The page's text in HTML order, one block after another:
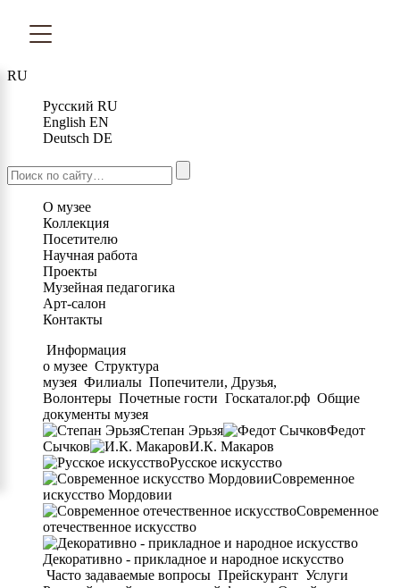
RU
Русский RU
English EN
Deutsch DE
О музее
Коллекция
Посетителю
Научная работа
Проекты
Музейная педагогика
Арт-салон
Контакты
Информация
о музее Структура
музея Филиалы Попечители, Друзья,
Волонтеры Почетные гости Госкаталог.рф Общие
документы музея
Степан Эрьзя
Федот
Сычков
И.К. Макаров
Русское искусство
Современное
искусство Мордовии
Современное
отечественное искусство
Декоративно - прикладное и народное искусство
Часто задаваемые вопросы Прейскурант Услуги